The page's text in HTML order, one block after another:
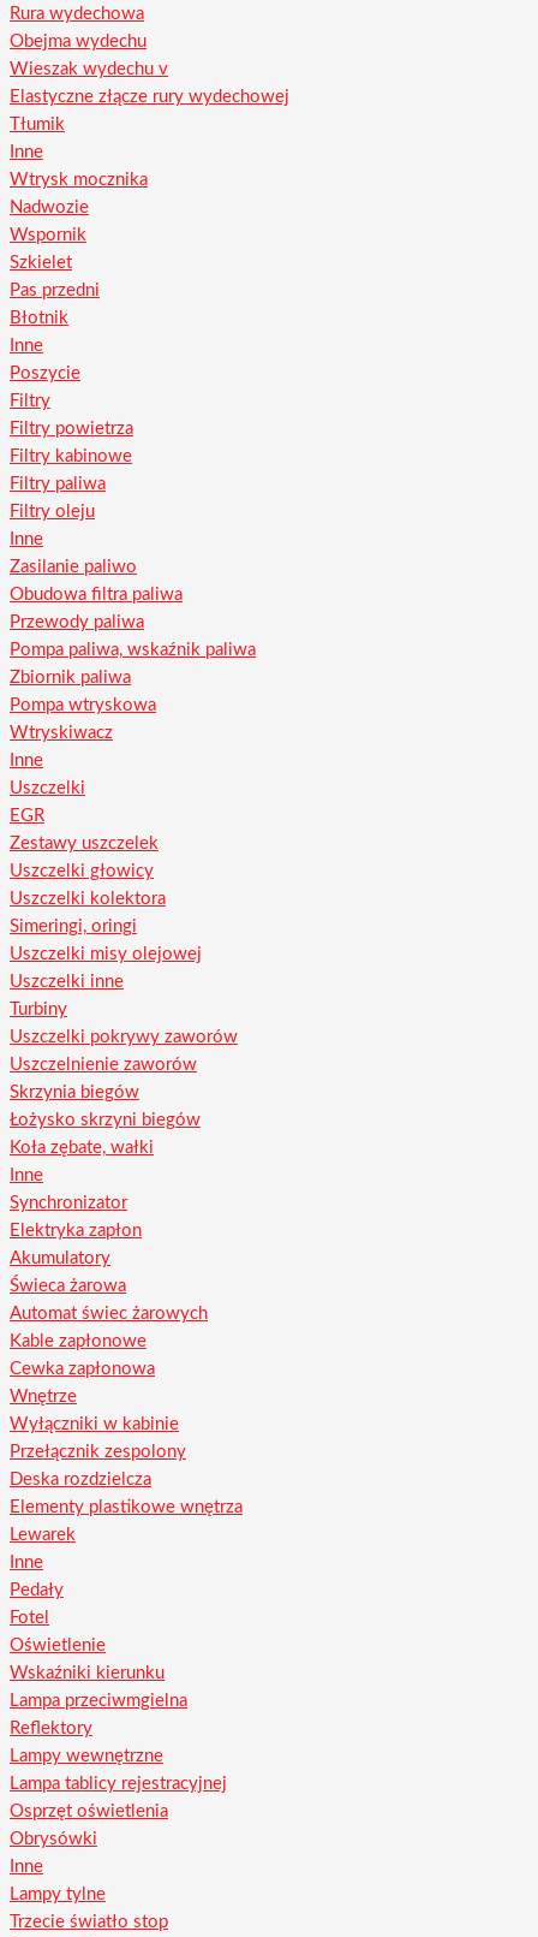
Rura wydechowa
Obejma wydechu
Wieszak wydechu v
Elastyczne złącze rury wydechowej
Tłumik
Inne
Wtrysk mocznika
Nadwozie
Wspornik
Szkielet
Pas przedni
Błotnik
Inne
Poszycie
Filtry
Filtry powietrza
Filtry kabinowe
Filtry paliwa
Filtry oleju
Inne
Zasilanie paliwo
Obudowa filtra paliwa
Przewody paliwa
Pompa paliwa, wskaźnik paliwa
Zbiornik paliwa
Pompa wtryskowa
Wtryskiwacz
Inne
Uszczelki
EGR
Zestawy uszczelek
Uszczelki głowicy
Uszczelki kolektora
Simeringi, oringi
Uszczelki misy olejowej
Uszczelki inne
Turbiny
Uszczelki pokrywy zaworów
Uszczelnienie zaworów
Skrzynia biegów
Łożysko skrzyni biegów
Koła zębate, wałki
Inne
Synchronizator
Elektryka zapłon
Akumulatory
Świeca żarowa
Automat świec żarowych
Kable zapłonowe
Cewka zapłonowa
Wnętrze
Wyłączniki w kabinie
Przełącznik zespolony
Deska rozdzielcza
Elementy plastikowe wnętrza
Lewarek
Inne
Pedały
Fotel
Oświetlenie
Wskaźniki kierunku
Lampa przeciwmgielna
Reflektory
Lampy wewnętrzne
Lampa tablicy rejestracyjnej
Osprzęt oświetlenia
Obrysówki
Inne
Lampy tylne
Trzecie światło stop